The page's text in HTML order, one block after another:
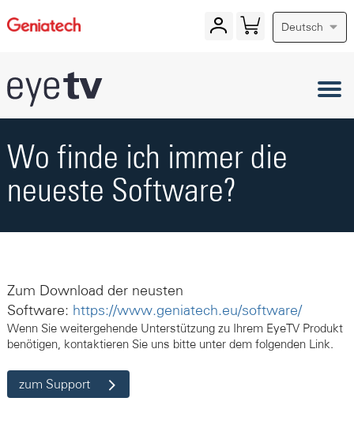
Deutsch
Wo finde ich immer die
neueste Software?
Zum Download der neusten
Software: https://www.geniatech.eu/software/
Wenn Sie weitergehende Unterstützung zu Ihrem EyeTV Produkt
benötigen, kontaktieren Sie uns bitte unter dem folgenden Link.
zum Support